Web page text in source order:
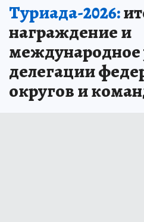
Туриада-2026:
награждение и
международное
делегации
округов и